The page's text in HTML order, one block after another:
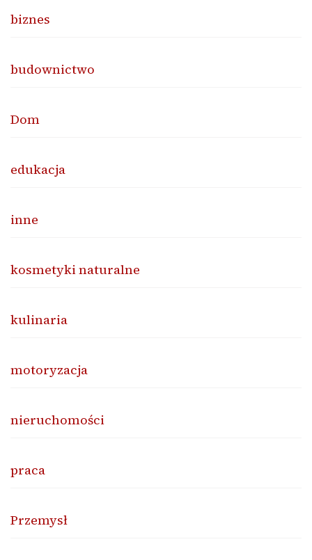
biznes
budownictwo
Dom
edukacja
inne
kosmetyki naturalne
kulinaria
motoryzacja
nieruchomości
praca
Przemysł